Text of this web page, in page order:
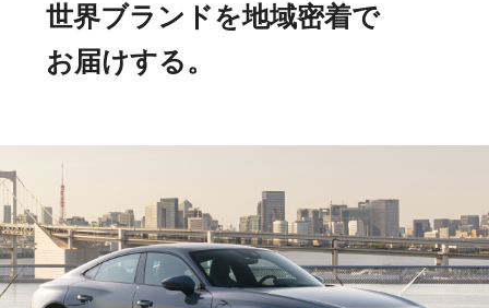
世界ブランドを地域密着で
お届けする。